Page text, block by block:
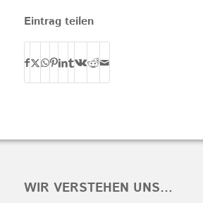
Eintrag teilen
WIR VERSTEHEN UNS…